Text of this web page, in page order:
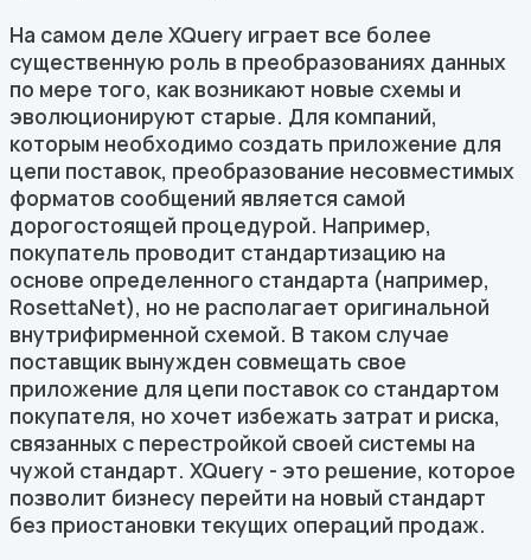
На самом деле XQuery играет все более
существенную роль в преобразованиях данных
по мере того, как возникают новые схемы и
эволюционируют старые. Для компаний,
которым необходимо создать приложение для
цепи поставок, преобразование несовместимых
форматов сообщений является самой
дорогостоящей процедурой. Например,
покупатель проводит стандартизацию на
основе определенного стандарта (например,
RosettaNet), но не располагает оригинальной
внутрифирменной схемой. В таком случае
поставщик вынужден совмещать свое
приложение для цепи поставок со стандартом
покупателя, но хочет избежать затрат и риска,
связанных с перестройкой своей системы на
чужой стандарт. XQuery - это решение, которое
позволит бизнесу перейти на новый стандарт
без приостановки текущих операций продаж.